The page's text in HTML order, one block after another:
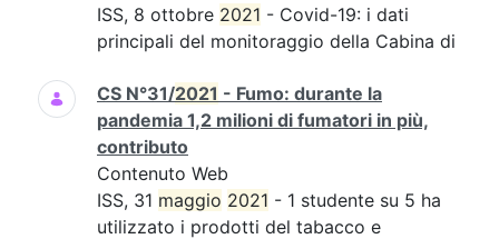
ISS, 8 ottobre 2021 - Covid-19: i dati
principali del monitoraggio della Cabina di
CS N°31/2021 - Fumo: durante la
pandemia 1,2 milioni di fumatori in più,
contributo
Contenuto Web
ISS, 31 maggio 2021 - 1 studente su 5 ha
utilizzato i prodotti del tabacco e